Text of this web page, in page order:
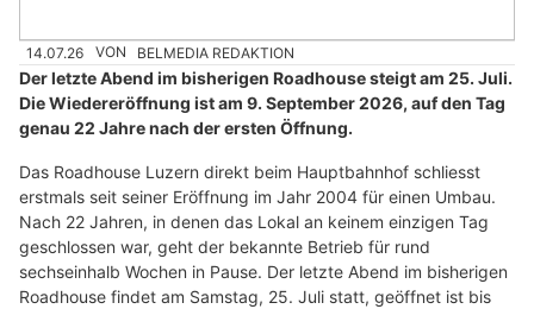
14.07.26 VON BELMEDIA REDAKTION
Der letzte Abend im bisherigen Roadhouse steigt am 25. Juli.
Die Wiedereröffnung ist am 9. September 2026, auf den Tag
genau 22 Jahre nach der ersten Öffnung.
Das Roadhouse Luzern direkt beim Hauptbahnhof schliesst
erstmals seit seiner Eröffnung im Jahr 2004 für einen Umbau.
Nach 22 Jahren, in denen das Lokal an keinem einzigen Tag
geschlossen war, geht der bekannte Betrieb für rund
sechseinhalb Wochen in Pause. Der letzte Abend im bisherigen
Roadhouse findet am Samstag, 25. Juli statt, geöffnet ist bis